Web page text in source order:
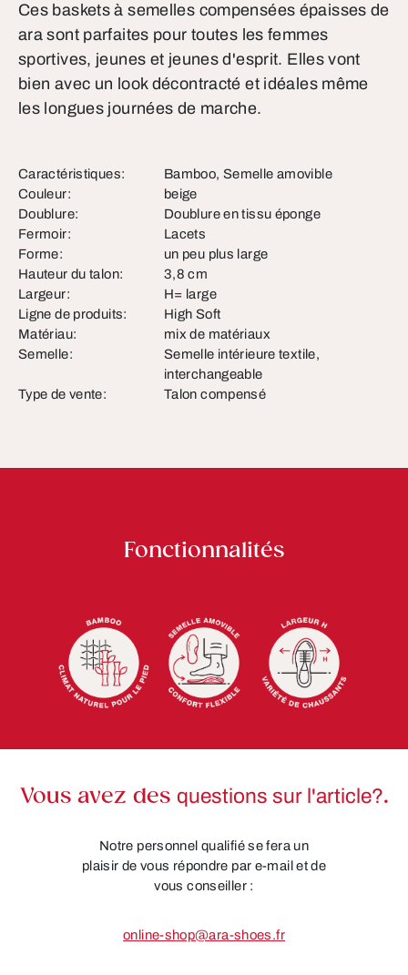
Ces baskets à semelles compensées épaisses de
ara sont parfaites pour toutes les femmes
sportives, jeunes et jeunes d'esprit. Elles vont
bien avec un look décontracté et idéales même
les longues journées de marche.
Caractéristiques:
Bamboo, Semelle amovible
Couleur:
beige
Doublure:
Doublure en tissu éponge
Fermoir:
Lacets
Forme:
un peu plus large
Hauteur du talon:
3,8 cm
Largeur:
H= large
Ligne de produits:
High Soft
Matériau:
mix de matériaux
Semelle:
Semelle intérieure textile,
interchangeable
Type de vente:
Talon compensé
Fonctionnalités
Vous avez des questions sur l'article?.
Notre personnel qualifié se fera un
plaisir de vous répondre par e-mail et de
vous conseiller :
online-shop@ara-shoes.fr